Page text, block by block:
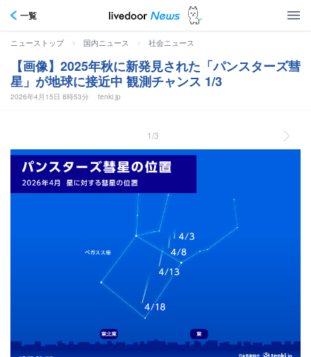
一覧
ニューストップ > 国内ニュース > 社会ニュース
【画像】2025年秋に新発見された「パンスターズ彗
星」が地球に接近中 観測チャンス 1/3
2026年4月15日 8時53分 tenki.jp
1/3